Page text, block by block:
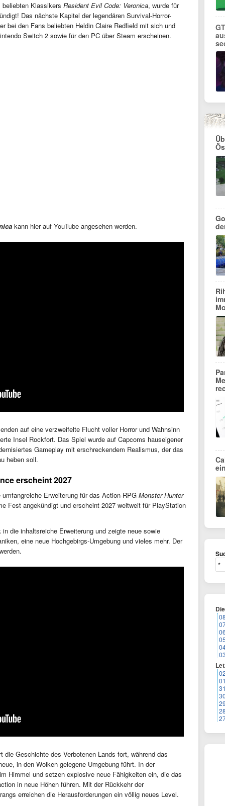
Klassikers Resident Evil Code: Veronica, wurde für
Das nächste Kapitel der legendären Survival-Horror-
bei den Fans beliebten Heldin Claire Redfield mit sich und
Switch 2 sowie für den PC über Steam erscheinen.
kann hier auf YouTube angesehen werden.
auf eine verzweifelte Flucht voller Horror und Wahnsinn
Insel Rockfort. Das Spiel wurde auf Capcoms hauseigener
Gameplay mit erschreckendem Realismus, der das
heben soll.
erscheint 2027
umfangreiche Erweiterung für das Action-RPG Monster Hunter
Fest angekündigt und erscheint 2027 weltweit für PlayStation
die inhaltsreiche Erweiterung und zeigte neue sowie
eine neue Hochgebirgs-Umgebung und vieles mehr. Der
die Geschichte des Verbotenen Lands fort, während das
in den Wolken gelegene Umgebung führt. In der
Himmel und setzen explosive neue Fähigkeiten ein, die das
in neue Höhen führen. Mit der Rückkehr der
erreichen die Herausforderungen ein völlig neues Level.